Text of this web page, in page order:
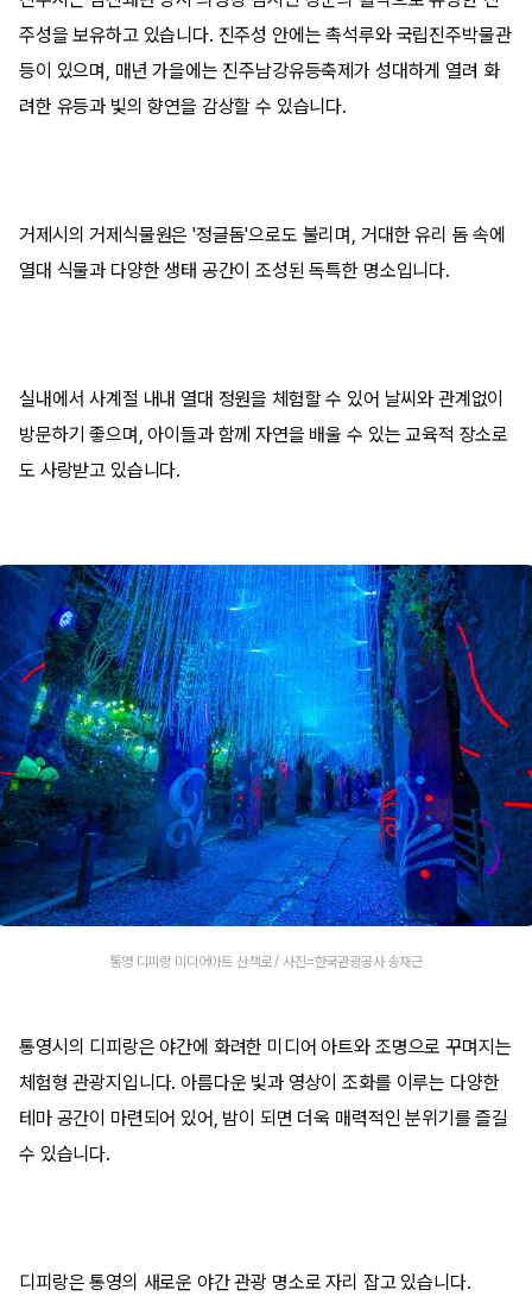
주성을 보유하고 있습니다. 진주성 안에는 촉석루와 국립진주박물관
등이 있으며, 매년 가을에는 진주남강유등축제가 성대하게 열려 화
려한 유등과 빛의 향연을 감상할 수 있습니다.
거제시의 거제식물원은 '정글돔'으로도 불리며, 거대한 유리 돔 속에
열대 식물과 다양한 생태 공간이 조성된 독특한 명소입니다.
실내에서 사계절 내내 열대 정원을 체험할 수 있어 날씨와 관계없이
방문하기 좋으며, 아이들과 함께 자연을 배울 수 있는 교육적 장소로
도 사랑받고 있습니다.
통영 디피랑 미디어아트 산책로 / 사진=한국관광공사 송재근
통영시의 디피랑은 야간에 화려한 미디어 아트와 조명으로 꾸며지는
체험형 관광지입니다. 아름다운 빛과 영상이 조화를 이루는 다양한
테마 공간이 마련되어 있어, 밤이 되면 더욱 매력적인 분위기를 즐길
수 있습니다.
디피랑은 통영의 새로운 야간 관광 명소로 자리 잡고 있습니다.